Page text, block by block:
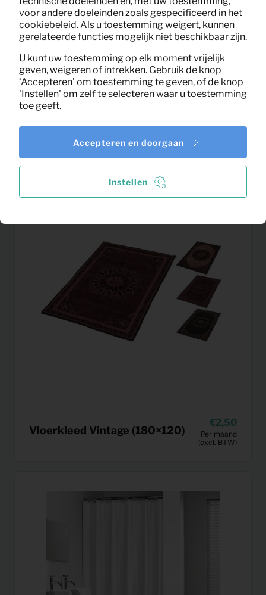
Kastje James (zwart/walnoot)
(excl. BTW)
Vloerkleed Vintage (180×120)
2,50
Per maand
(excl. BTW)
voor andere doeleinden zoals gespecificeerd in het
cookiebeleid. Als u toestemming weigert, kunnen
gerelateerde functies mogelijk niet beschikbaar zijn.
U kunt uw toestemming op elk moment vrijelijk
geven, weigeren of intrekken. Gebruik de knop
‘Accepteren’ om toestemming te geven, of de knop
'Instellen' om zelf te selecteren waar u toestemming
toe geeft.
Instellen
Accepteren en doorgaan